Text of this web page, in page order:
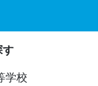
す
学校